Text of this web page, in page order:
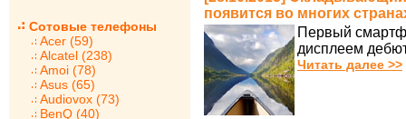
Сотовые телефоны
Acer (59)
Alcatel (238)
Amoi (78)
Asus (65)
Audiovox (73)
BenQ (40)
появится во многих
Первый
дисплеем
Читать далее >>